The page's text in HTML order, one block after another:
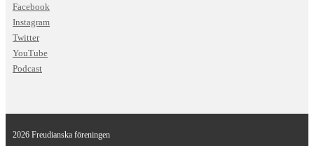
Facebook
Instagram
Twitter
YouTube
Podcast
2026 Freudianska föreningen